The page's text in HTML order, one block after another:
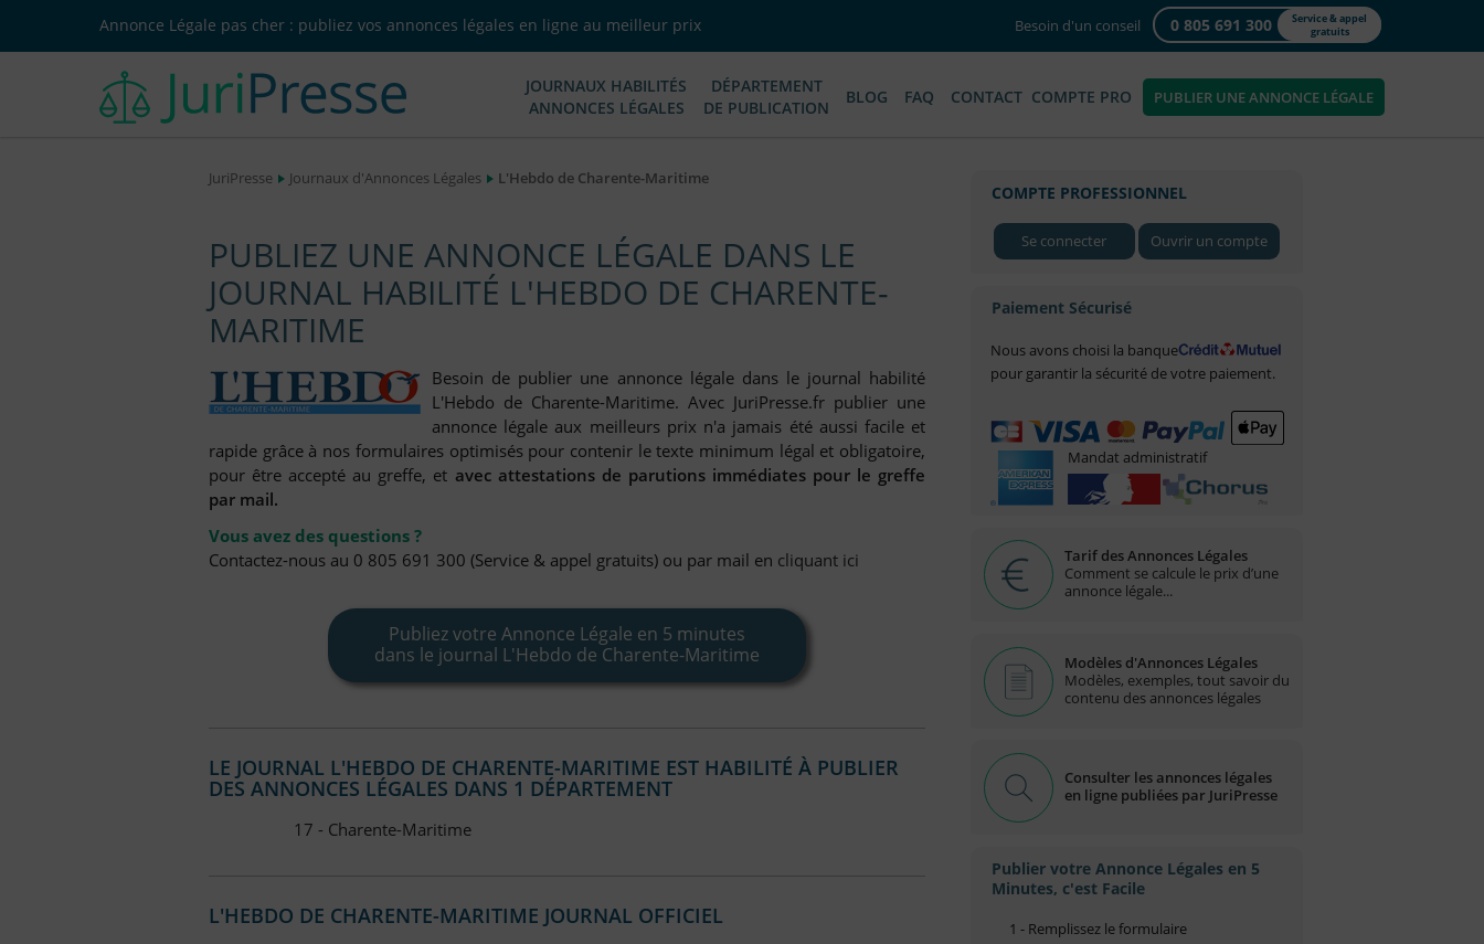
Annonce Légale pas cher : publiez vos annonces légales en ligne au meilleur prix Besoin d'un conseil 0 805 691 300
Service & appel
gratuits
JOURNAUX HABILITÉS
ANNONCES LÉGALES
DÉPARTEMENT
DE PUBLICATION
BLOG FAQ CONTACT COMPTE PRO PUBLIER UNE ANNONCE LÉGALE
JuriPresse Journaux d'Annonces Légales L'Hebdo de Charente-Maritime
PUBLIEZ UNE ANNONCE LÉGALE DANS LE
JOURNAL HABILITÉ L'HEBDO DE CHARENTE-
MARITIME
Besoin de publier une annonce légale dans le journal habilité
L'Hebdo de Charente-Maritime. Avec JuriPresse.fr publier une
annonce légale aux meilleurs prix n'a jamais été aussi facile et
rapide grâce à nos formulaires optimisés pour contenir le texte minimum légal et obligatoire,
pour être accepté au greffe, et avec attestations de parutions immédiates pour le greffe
par mail.
Vous avez des questions ?
Contactez-nous au 0 805 691 300 (Service & appel gratuits) ou par mail en cliquant ici
Publiez votre Annonce Légale en 5 minutes
dans le journal L'Hebdo de Charente-Maritime
LE JOURNAL L'HEBDO DE CHARENTE-MARITIME EST HABILITÉ À PUBLIER
DES ANNONCES LÉGALES DANS 1 DÉPARTEMENT
17 - Charente-Maritime
L'HEBDO DE CHARENTE-MARITIME JOURNAL OFFICIEL
COMPTE PROFESSIONNEL
Se connecter Ouvrir un compte
Paiement Sécurisé
Nous avons choisi la banque
pour garantir la sécurité de votre paiement.
Mandat administratif
Tarif des Annonces Légales
Comment se calcule le prix d’une
annonce légale...
Modèles d'Annonces Légales
Modèles, exemples, tout savoir du
contenu des annonces légales
Consulter les annonces légales
en ligne publiées par JuriPresse
Publier votre Annonce Légales en 5
Minutes, c'est Facile
1 - Remplissez le formulaire